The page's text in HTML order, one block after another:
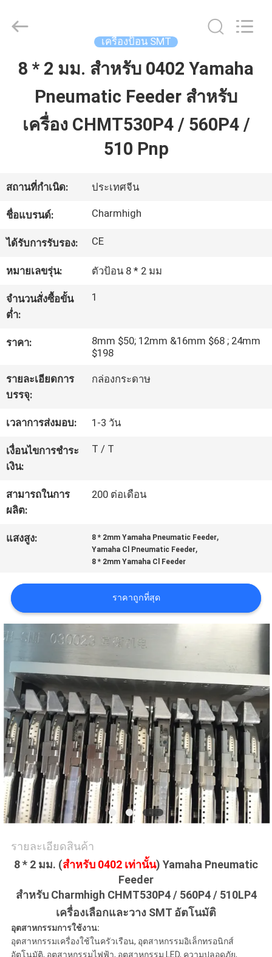
บ้าน
สินค้า
เกี่ยว
กับ
เรา
ทัวร์
โรงงาน
การ
คุณภาพ
ติดต่อ
เรา
SHOPPING
ON
LINE
แผนผัง
เว็บไซต์
นโยบาย
ความ
เป็น
ส่วน
ตัว
2026
CHARMHIGH
Reserved.
เครื่องป้อน SMT
8 * 2 มม. สำหรับ 0402 Yamaha
Pneumatic Feeder สำหรับ
เครื่อง CHMT530P4 / 560P4 /
510 Pnp
สถานที่กำเนิด: ประเทศจีน
ชื่อแบรนด์: Charmhigh
ได้รับการรับรอง: CE
หมายเลขรุ่น: ตัวป้อน 8 * 2 มม
จำนวนสั่งซื้อขั้น
ต่ำ:
1
ราคา:
8mm $50; 12mm &16mm $68 ; 24mm
$198
รายละเอียดการ
บรรจุ:
กล่องกระดาษ
เวลาการส่งมอบ: 1-3 วัน
เงื่อนไขการชำระ
เงิน:
T / T
สามารถในการ
ผลิต:
200 ต่อเดือน
แสงสูง: 8 * 2mm Yamaha Pneumatic Feeder,
Yamaha Cl Pneumatic Feeder,
8 * 2mm Yamaha Cl Feeder
ราคาถูกที่สุด
รายละเอียดสินค้า
8 * 2 มม. (สำหรับ 0402 เท่านั้น) Yamaha Pneumatic
Feeder
สำหรับ Charmhigh CHMT530P4 / 560P4 / 510LP4
เครื่องเลือกและวาง SMT อัตโนมัติ
อุตสาหกรรมการใช้งาน:
อุตสาหกรรมเครื่องใช้ในครัวเรือน, อุตสาหกรรมอิเล็กทรอนิกส์
อัตโนมัติ, อุตสาหกรรมไฟฟ้า, อุตสาหกรรม LED, ความปลอดภัย,